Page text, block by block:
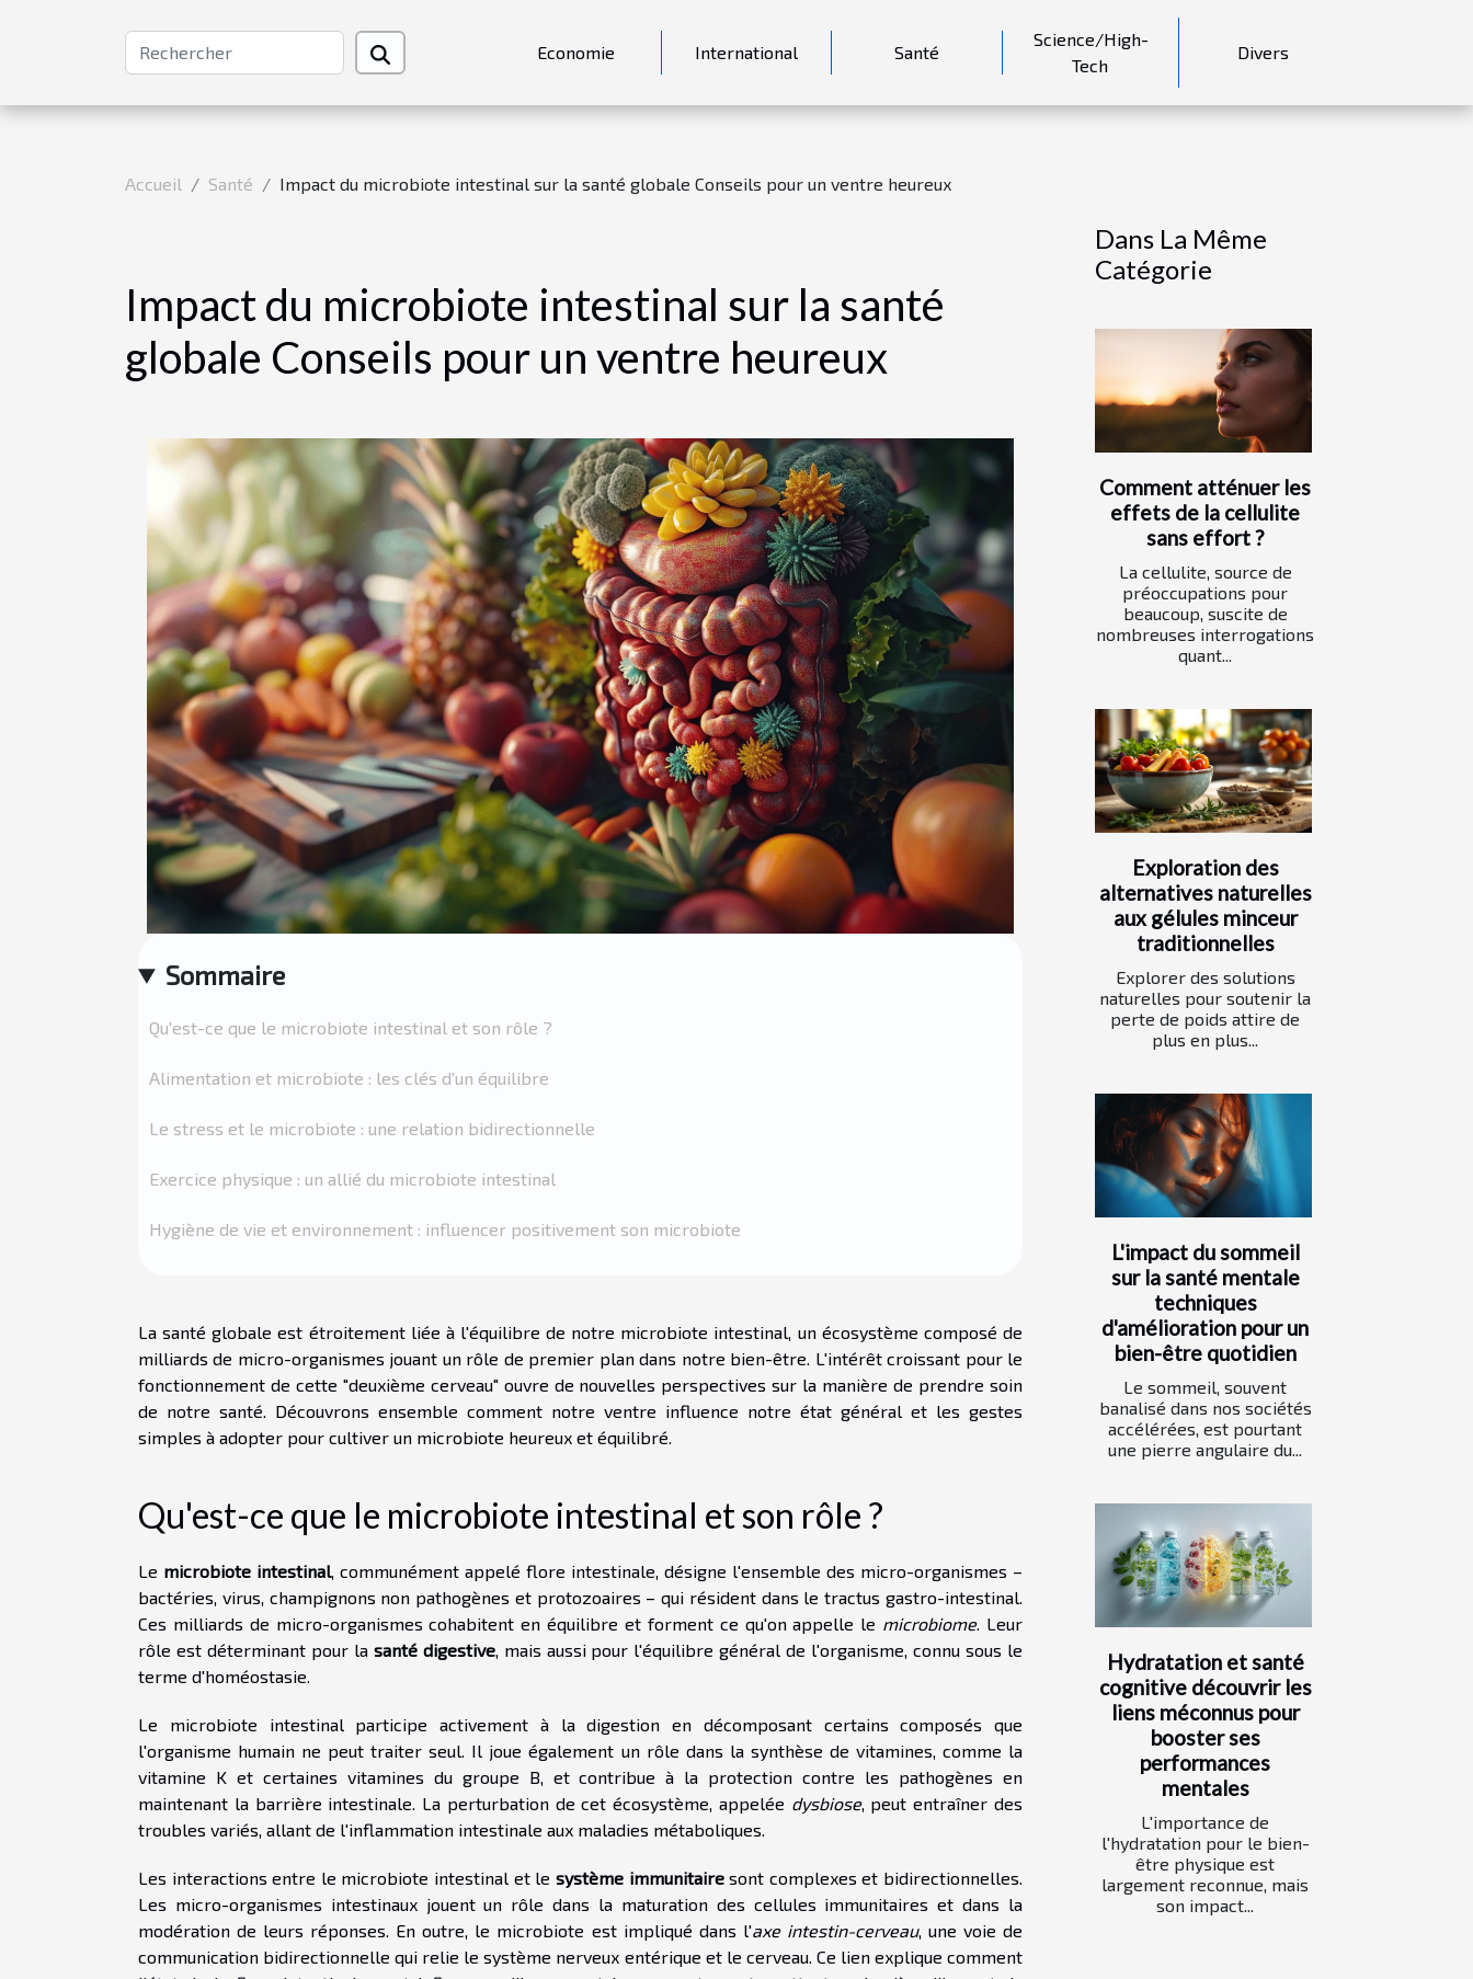
Economie International Santé
Science/High-
Tech
Divers
Accueil Santé Impact du microbiote intestinal sur la santé globale Conseils pour un ventre heureux
Impact du microbiote intestinal sur la santé
globale Conseils pour un ventre heureux
Sommaire
Qu'est-ce que le microbiote intestinal et son rôle ?
Alimentation et microbiote : les clés d'un équilibre
Le stress et le microbiote : une relation bidirectionnelle
Exercice physique : un allié du microbiote intestinal
Hygiène de vie et environnement : influencer positivement son microbiote
La santé globale est étroitement liée à l'équilibre de notre microbiote intestinal, un écosystème composé de
milliards de micro-organismes jouant un rôle de premier plan dans notre bien-être. L'intérêt croissant pour le
fonctionnement de cette "deuxième cerveau" ouvre de nouvelles perspectives sur la manière de prendre soin
de notre santé. Découvrons ensemble comment notre ventre influence notre état général et les gestes
simples à adopter pour cultiver un microbiote heureux et équilibré.
Qu'est-ce que le microbiote intestinal et son rôle ?
Le microbiote intestinal, communément appelé flore intestinale, désigne l'ensemble des micro-organismes –
bactéries, virus, champignons non pathogènes et protozoaires – qui résident dans le tractus gastro-intestinal.
Ces milliards de micro-organismes cohabitent en équilibre et forment ce qu'on appelle le microbiome. Leur
rôle est déterminant pour la santé digestive, mais aussi pour l'équilibre général de l'organisme, connu sous le
terme d'homéostasie.
Le microbiote intestinal participe activement à la digestion en décomposant certains composés que
l'organisme humain ne peut traiter seul. Il joue également un rôle dans la synthèse de vitamines, comme la
vitamine K et certaines vitamines du groupe B, et contribue à la protection contre les pathogènes en
maintenant la barrière intestinale. La perturbation de cet écosystème, appelée dysbiose, peut entraîner des
troubles variés, allant de l'inflammation intestinale aux maladies métaboliques.
Les interactions entre le microbiote intestinal et le système immunitairesont complexes et bidirectionnelles.
Les micro-organismes intestinaux jouent un rôle dans la maturation des cellules immunitaires et dans la
modération de leurs réponses. En outre, le microbiote est impliqué dans l'axe intestin-cerveau, une voie de
communication bidirectionnelle qui relie le système nerveux entérique et le cerveau. Ce lien explique comment
Dans La Même
Catégorie
Comment atténuer les
effets de la cellulite
sans effort ?
La cellulite, source de
préoccupations pour
beaucoup, suscite de
nombreuses interrogations
quant...
Exploration des
alternatives naturelles
aux gélules minceur
traditionnelles
Explorer des solutions
naturelles pour soutenir la
perte de poids attire de
plus en plus...
L'impact du sommeil
sur la santé mentale
techniques
d'amélioration pour un
bien-être quotidien
Le sommeil, souvent
banalisé dans nos sociétés
accélérées, est pourtant
une pierre angulaire du...
Hydratation et santé
cognitive découvrir les
liens méconnus pour
booster ses
performances
mentales
L'importance de
l'hydratation pour le bien-
être physique est
largement reconnue, mais
son impact...